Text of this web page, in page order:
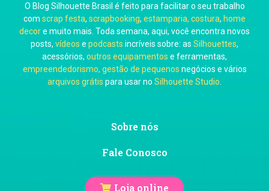
Carol Pessoa
Ju Mirthes
O Blog Silhouette Brasil é feito para facilitar o seu trabalho
com scrap festa, scrapbooking, estamparia, costura, home
decore muito mais. Toda semana, aqui, você encontra novos
posts, vídeos e podcasts incríveis sobre: as Silhouettes,
acessórios, outros equipamentos e ferramentas,
empreendedorismo, gestão de pequenos negócios e vários
arquivos grátis para usar no Silhouette Studio
Sobre nós
Fale Conosco
Loja online